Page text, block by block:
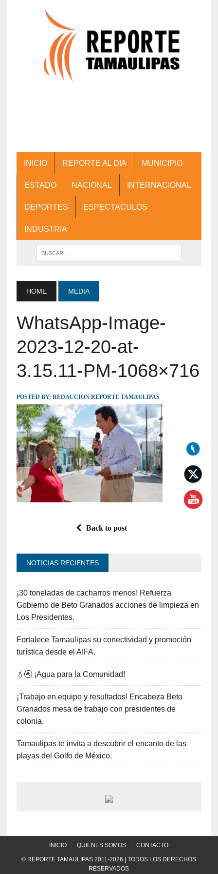
INICIO REPORTE AL DIA MUNICIPIO
ESTADO NACIONAL INTERNACIONAL
DEPORTES ESPECTACULOS
INDUSTRIA
HOME MEDIA
WhatsApp-Image-
2023-12-20-at-
3.15.11-PM-1068×716
POSTED BY: REDACCION REPORTE TAMAULIPAS
Back to post
NOTICIAS RECIENTES
¡30 toneladas de cacharros menos! Refuerza
Gobierno de Beto Granados acciones de limpieza en
Los Presidentes.
Fortalece Tamaulipas su conectividad y promoción
turística desde el AIFA.
💧🚰 ¡Agua para la Comunidad!
¡Trabajo en equipo y resultados! Encabeza Beto
Granados mesa de trabajo con presidentes de
colonia.
Tamaulipas te invita a descubrir el encanto de las
playas del Golfo de México.
INICIO QUIENES SOMOS CONTACTO
© REPORTE TAMAULIPAS 2011-2026 | TODOS LOS DERECHOS
RESERVADOS